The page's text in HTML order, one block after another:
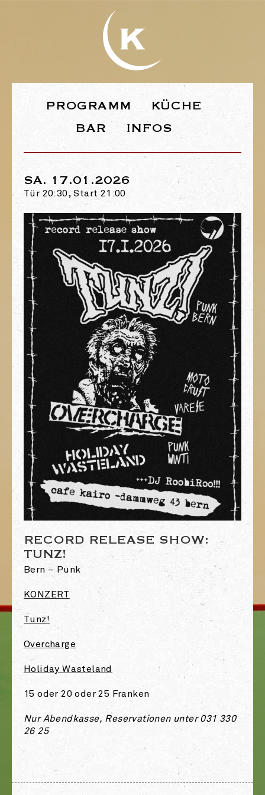
PROGRAMM
KÜCHE
BAR
INFOS
SA. 17.01.2026
Tür 20:30, Start 21:00
RECORD RELEASE SHOW:
TUNZ!
Bern – Punk
KONZERT
Tunz!
Overcharge
Holiday Wasteland
15 oder 20 oder 25 Franken
Nur Abendkasse, Reservationen unter 031 330
26 25